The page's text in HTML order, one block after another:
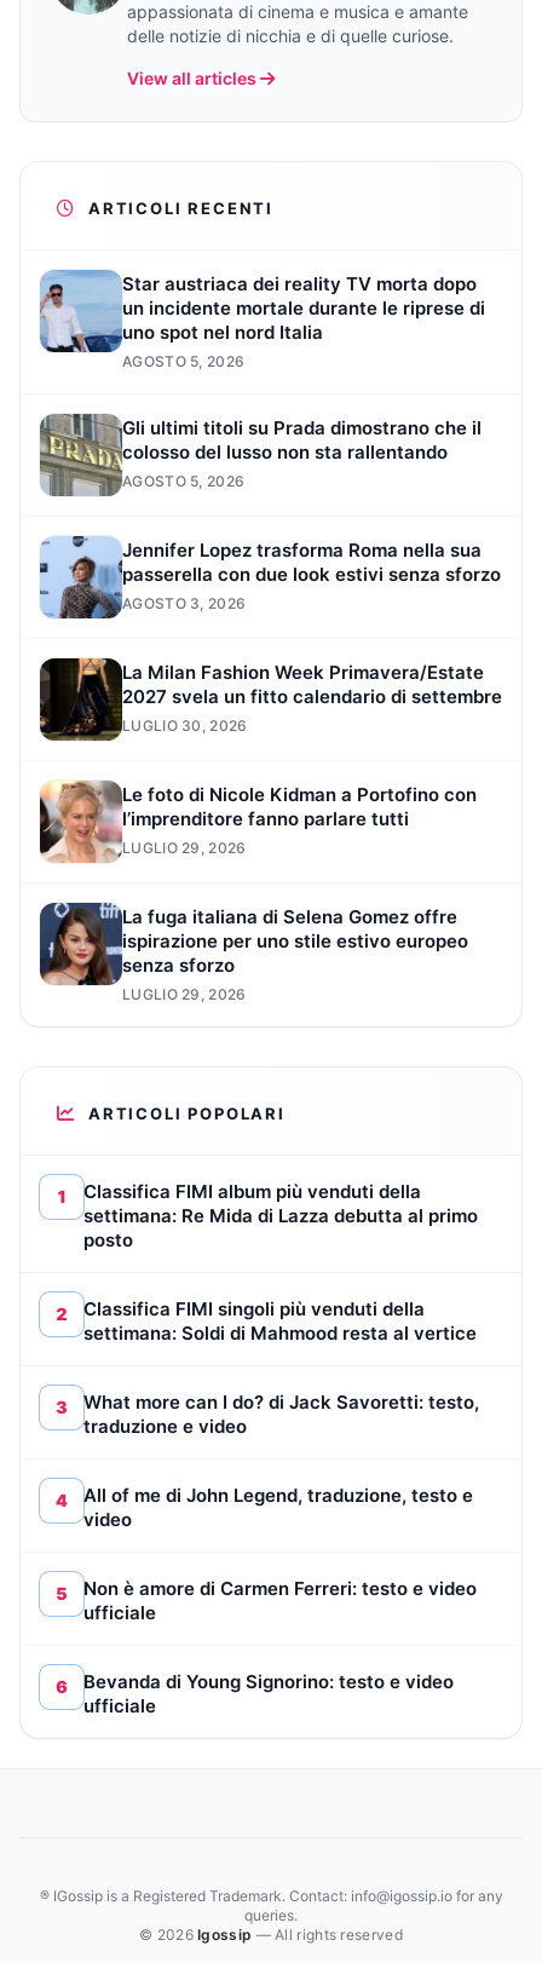
appassionata di cinema e musica e amante
delle notizie di nicchia e di quelle curiose.
View all articles
ARTICOLI RECENTI
Star austriaca dei reality TV morta dopo
un incidente mortale durante le riprese di
uno spot nel nord Italia
AGOSTO 5, 2026
Gli ultimi titoli su Prada dimostrano che il
colosso del lusso non sta rallentando
AGOSTO 5, 2026
Jennifer Lopez trasforma Roma nella sua
passerella con due look estivi senza sforzo
AGOSTO 3, 2026
La Milan Fashion Week Primavera/Estate
2027 svela un fitto calendario di settembre
LUGLIO 30, 2026
Le foto di Nicole Kidman a Portofino con
l’imprenditore fanno parlare tutti
LUGLIO 29, 2026
La fuga italiana di Selena Gomez offre
ispirazione per uno stile estivo europeo
senza sforzo
LUGLIO 29, 2026
ARTICOLI POPOLARI
1
Classifica FIMI album più venduti della
settimana: Re Mida di Lazza debutta al primo
posto
2
Classifica FIMI singoli più venduti della
settimana: Soldi di Mahmood resta al vertice
3
What more can I do? di Jack Savoretti: testo,
traduzione e video
4
All of me di John Legend, traduzione, testo e
video
5
Non è amore di Carmen Ferreri: testo e video
ufficiale
6
Bevanda di Young Signorino: testo e video
ufficiale
® IGossip is a Registered Trademark. Contact: info@igossip.io for any
queries.
© 2026Igossip — All rights reserved